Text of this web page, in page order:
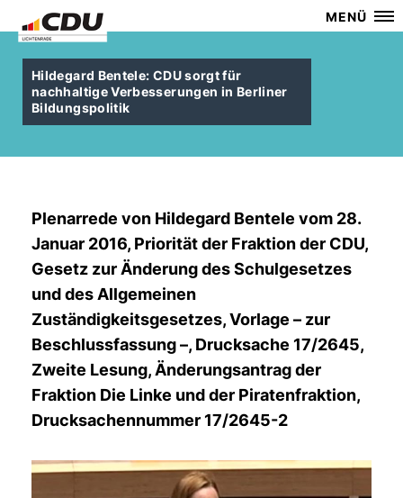
MENÜ
Hildegard Bentele: CDU sorgt für
nachhaltige Verbesserungen in Berliner
Bildungspolitik
Plenarrede von Hildegard Bentele vom 28.
Januar 2016, Priorität der Fraktion der CDU,
Gesetz zur Änderung des Schulgesetzes
und des Allgemeinen
Zuständigkeitsgesetzes, Vorlage – zur
Beschlussfassung –, Drucksache 17/2645,
Zweite Lesung, Änderungsantrag der
Fraktion Die Linke und der Piratenfraktion,
Drucksachennummer 17/2645-2